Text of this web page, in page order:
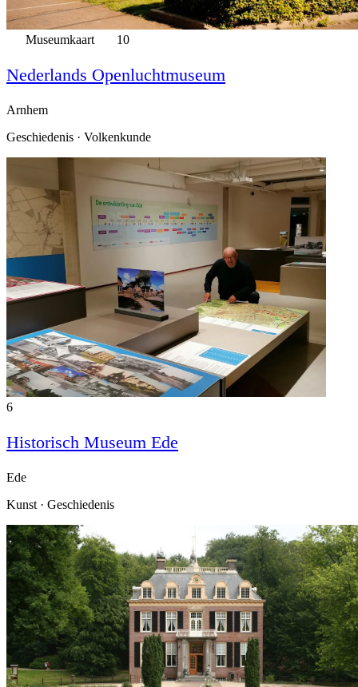
Museumkaart 10
Nederlands Openluchtmuseum
Arnhem
Geschiedenis · Volkenkunde
6
Historisch Museum Ede
Ede
Kunst · Geschiedenis